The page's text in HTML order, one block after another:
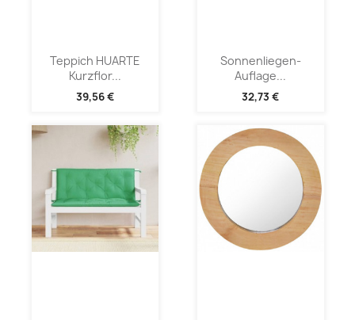
Teppich HUARTE
Kurzflor...
39,56 €
Sonnenliegen-
Auflage...
32,73 €